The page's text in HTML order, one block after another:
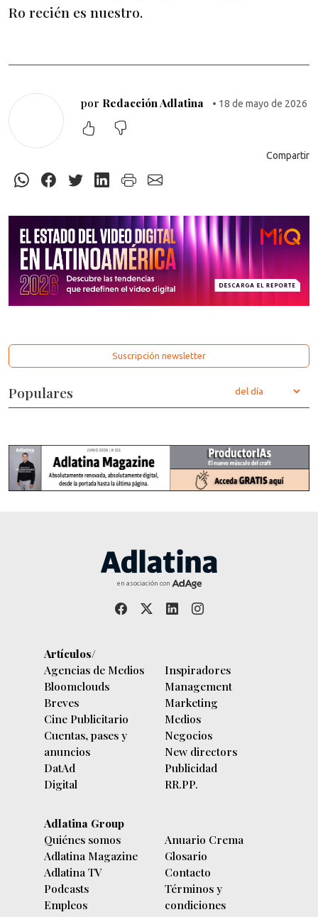
Ro recién es nuestro.
por Redacción Adlatina • 18 de mayo de 2026
Compartir
Suscripción newsletter
Populares
en asociación con
Artículos/
Agencias de Medios
Bloomclouds
Breves
Cine Publicitario
Cuentas, pases y
anuncios
DatAd
Digital
Inspiradores
Management
Marketing
Medios
Negocios
New directors
Publicidad
RR.PP.
Adlatina Group
Quiénes somos
Adlatina Magazine
Adlatina TV
Podcasts
Empleos
Anuario Crema
Glosario
Contacto
Términos y
condiciones